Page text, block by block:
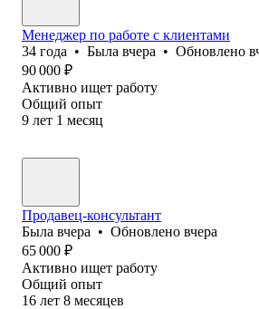
Менеджер по работе с клиентами
34 года • Была вчера • Обновлено
90 000 ₽
Активно ищет работу
Общий опыт
9 лет 1 месяц
Продавец-консультант
Была вчера • Обновлено вчера
65 000 ₽
Активно ищет работу
Общий опыт
16 лет 8 месяцев